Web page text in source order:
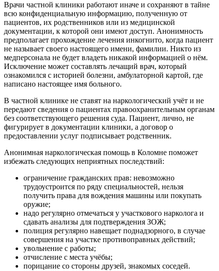
Врачи частной клиники работают иначе и сохраняют в тайне
всю конфиденциальную информацию, полученную от
пациентов, их родственников или из медицинской
документации, к которой они имеют доступ. Анонимность
предполагает прохождение лечения инкогнито, когда пациент
не называет своего настоящего имени, фамилии. Никто из
медперсонала не будет владеть никакой информацией о нём.
Исключение может составлять лечащий врач, который
ознакомился с историей болезни, амбулаторной картой, где
написано настоящее имя больного.
В частной клинике не ставят на наркологический учёт и не
передают сведения о пациентах правоохранительным органам
без соответствующего решения суда. Пациент, лично, не
фигурирует в документации клиники, а договор о
предоставлении услуг подписывает родственник.
Анонимная наркологическая помощь в Коломне поможет
избежать следующих неприятных последствий:
ограничение гражданских прав: невозможно
трудоустроится по ряду специальностей, нельзя
получить права для вождения машины или покупать
оружие;
надо регулярно отмечаться у участкового нарколога и
сдавать анализы для подтверждения ЗОЖ;
полиция регулярно навещает поднадзорного, в случае
совершения на участке противоправных действий;
увольнение с работы;
отчисление с места учёбы;
порицание со стороны друзей, знакомых соседей.